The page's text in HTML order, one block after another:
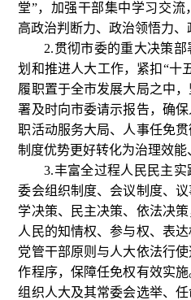
堂”，加强干部集中学习交
高政治判断力、政治领悟力、
2.贯彻市委的重大决策
划和推进人大工作，紧扣“十
履职置于全市发展大局之中
署及时向市委请示报告，确
职活动服务大局、人事任免
制度优势更好转化为治理效能
3.丰富全过程人民民主
委会组织制度、会议制度、
学决策、民主决策、依法决
人民的知情权、参与权、表
党管干部原则与人大依法行
作程序，保障任免权有效实
组织人大及其常委会选举、